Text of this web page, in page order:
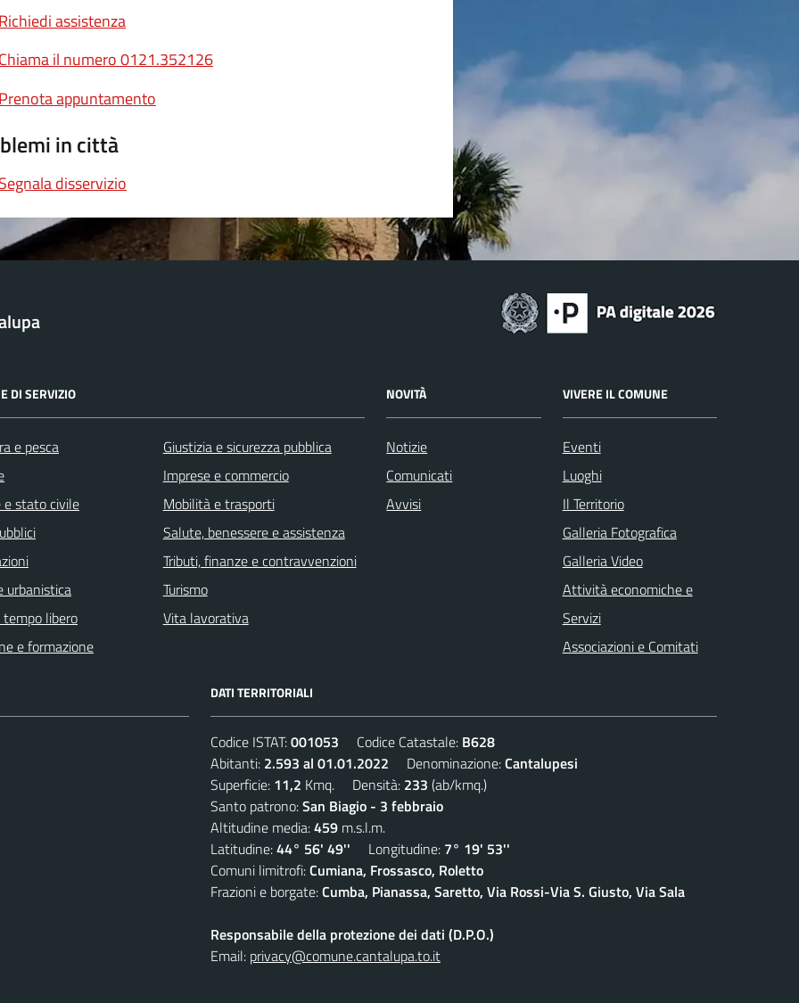
Richiedi assistenza
Chiama il numero 0121.352126
Prenota appuntamento
in città
Segnala disservizio
DI SERVIZIO
e pesca
e stato civile
urbanistica
libero
e formazione
Giustizia e sicurezza pubblica
Imprese e commercio
Mobilità e trasporti
Salute, benessere e assistenza
Tributi, finanze e contravvenzioni
Turismo
Vita lavorativa
NOVITÀ
Notizie
Comunicati
Avvisi
VIVERE IL COMUNE
Eventi
Luoghi
Il Territorio
Galleria Fotografica
Galleria Video
Attività economiche e
Servizi
Associazioni e Comitati
DATI TERRITORIALI
Codice ISTAT:001053 Codice Catastale: B628
Abitanti: 2.593 al 01.01.2022 Denominazione:Cantalupesi
Superficie: 11,2 Kmq. Densità: 233 (ab/kmq.)
Santo patrono:San Biagio - 3 febbraio
Altitudine media:459 m.s.l.m.
Latitudine:44° 56' 49'' Longitudine: 7° 19' 53''
Comuni limitrofi:Cumiana, Frossasco, Roletto
Frazioni e borgate:Cumba, Pianassa, Saretto, Via Rossi-Via S. Giusto, Via Sala
Responsabile della protezione dei dati (D.P.O.)
Email: privacy@comune.cantalupa.to.it